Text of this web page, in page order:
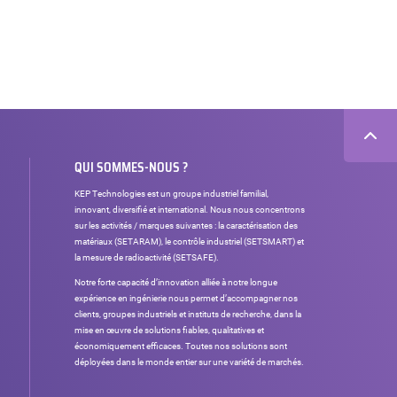
QUI SOMMES-NOUS ?
KEP Technologies est un groupe industriel familial,
innovant, diversifié et international. Nous nous concentrons
sur les activités / marques suivantes : la caractérisation des
matériaux (SETARAM), le contrôle industriel (SETSMART) et
la mesure de radioactivité (SETSAFE).
Notre forte capacité d’innovation alliée à notre longue
expérience en ingénierie nous permet d’accompagner nos
clients, groupes industriels et instituts de recherche, dans la
mise en œuvre de solutions fiables, qualitatives et
économiquement efficaces. Toutes nos solutions sont
déployées dans le monde entier sur une variété de marchés.